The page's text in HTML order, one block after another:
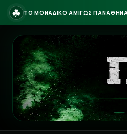
☘ ΤΟ ΜΟΝΑΔΙΚΟ ΑΜΙΓΩΣ